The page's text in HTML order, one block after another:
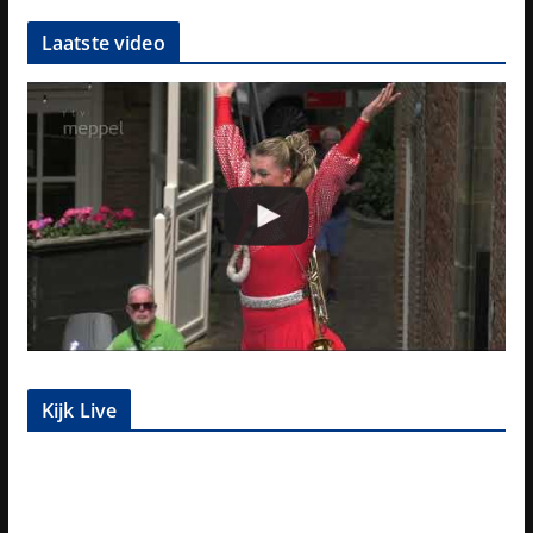
Laatste video
Kijk Live